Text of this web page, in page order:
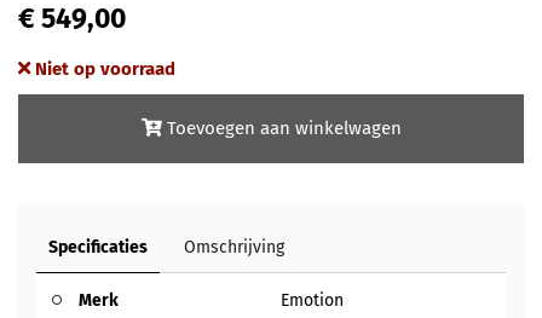
€ 549,00
Niet op voorraad
Toevoegen aan winkelwagen
Specificaties Omschrijving
Merk Emotion